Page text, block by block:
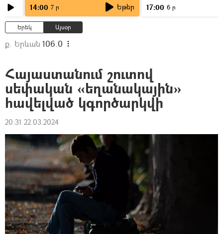
14:00 7 ր Եթեր 17:00 6 ր
Երեկ Այսօր
ք. Երևան 106.0
Հայաստանում շուտով
սեփական «եղանակային»
հավելված կգործարկվի
20:31 22.03.2024